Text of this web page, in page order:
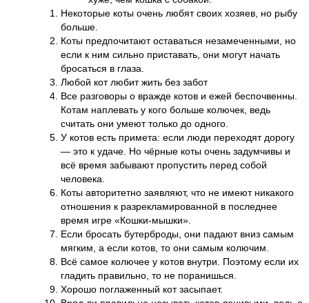
Некоторые коты очень любят своих хозяев, но рыбу
больше.
Коты предпочитают оставаться незамеченными, но
если к ним сильно приставать, они могут начать
бросаться в глаза.
Любой кот любит жить без забот
Все разговоры о вражде котов и ежей беспочвенны.
Котам наплевать у кого больше колючек, ведь
считать они умеют только до одного.
У котов есть примета: если люди переходят дорогу
— это к удаче. Но чёрные коты очень задумчивы и
всё время забывают пропустить перед собой
человека.
Коты авторитетно заявляют, что не имеют никакого
отношения к разрекламированной в последнее
время игре «Кошки-мышки».
Если бросать бутерброды, они падают вниз самым
мягким, а если котов, то они самым колючим.
Всё самое колючее у котов внутри. Поэтому если их
гладить правильно, то не поранишься.
Хорошо поглаженный кот засыпает.